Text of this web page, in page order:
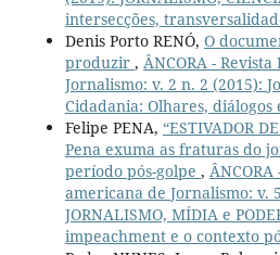
intersecções,
Denis Porto RENÓ, O
produzir , ÂNCORA -
Jornalismo: v. 2 n. 2 (2015):
Cidadania: Olhares,
Felipe PENA, “ESTIVADOR
Pena exuma as fraturas do
período pós-golpe ,
americana de Jornalismo: v.
JORNALISMO, MÍDIA e
impeachment e o contexto